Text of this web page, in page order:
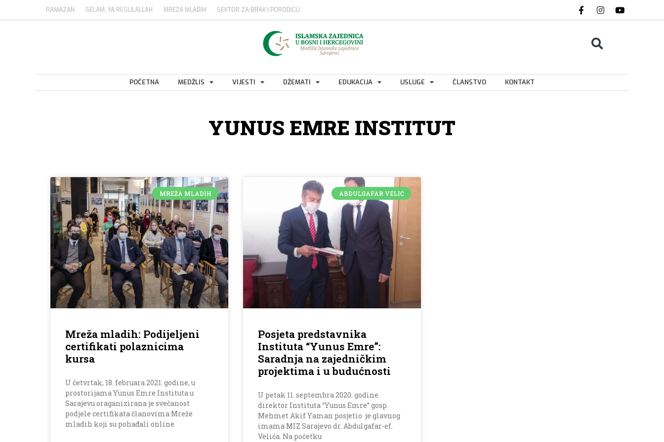
RAMAZAN SELAM, YA RESULALLAH MREŽA MLADIH SEKTOR ZA BRAK I PORODICU
POČETNA MEDŽLIS VIJESTI DŽEMATI EDUKACIJA USLUGE ČLANSTVO KONTAKT
YUNUS EMRE INSTITUT
MREŽA MLADIH
Mreža mladih: Podijeljeni
certifikati polaznicima
kursa
U četvrtak, 18. februara 2021. godine, u
prostorijama Yunus Emre Instituta u
Sarajevu oraganizirana je svečanost
podjele certifikata članovima Mreže
mladih koji su pohađali online
ABDULGAFAR VELIĆ
Posjeta predstavnika
Instituta “Yunus Emre”:
Saradnja na zajedničkim
projektima i u budućnosti
U petak 11. septembra 2020. godine
direktor Instituta “Yunus Emre” gosp.
Mehmet Akif Yaman posjetio je glavnog
imama MIZ Sarajevo dr. Abdulgafar-ef.
Velića. Na početku